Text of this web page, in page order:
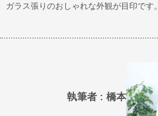
ガラス張りのおしゃれな外観が目印です。
執筆者 : 橋本